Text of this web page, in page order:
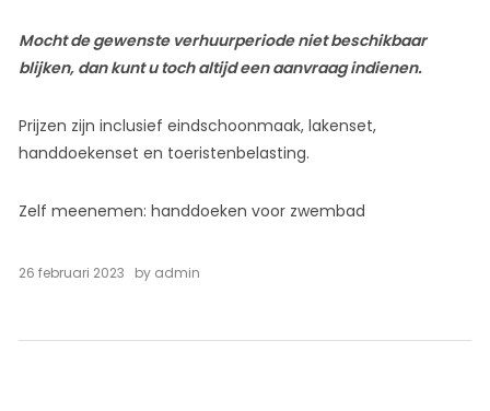
Mocht de gewenste verhuurperiode niet beschikbaar
blijken, dan kunt u toch altijd een aanvraag indienen.
Prijzen zijn inclusief eindschoonmaak, lakenset,
handdoekenset en toeristenbelasting.
Zelf meenemen: handdoeken voor zwembad
26 februari 2023 by admin